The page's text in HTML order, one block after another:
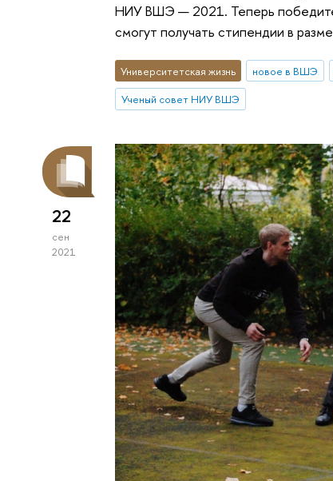
НИУ ВШЭ — 2021. Теперь
смогут получать стипендии в
Университетская жизнь новое в ВШЭ
Ученый совет НИУ ВШЭ
22
сен
2021